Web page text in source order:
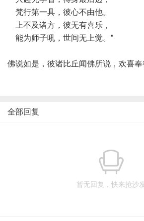
梵行第一具，彼心不由他。
上不及诸方，彼无有喜乐，
能为师子吼，世间无上觉。”
佛说如是，彼诸比丘闻佛所说，欢喜奉
全部回复
暂无回复，快来抢沙